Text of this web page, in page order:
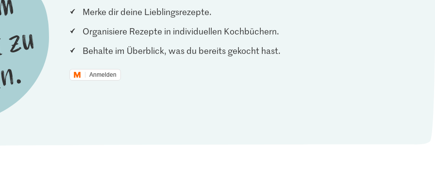
Merke dir deine Lieblingsrezepte.
Organisiere Rezepte in individuellen Kochbüchern.
Behalte im Überblick, was du bereits gekocht hast.
Anmelden